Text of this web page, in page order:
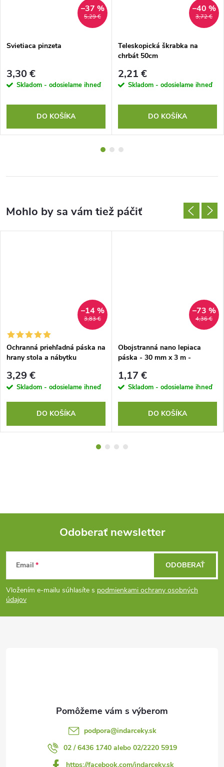
5,29 €
–37 %
Svietiaca pinzeta
3,30 €
Skladom - odosielame ihneď
DO KOŠÍKA
3,72 €
–40 %
Teleskopická škrabka na
chrbát 50cm
2,21 €
Skladom - odosielame ihneď
DO KOŠÍKA
3,83 €
–14 %
Ochranná priehľadná páska na
hrany stola a nábytku
3,29 €
Skladom - odosielame ihneď
DO KOŠÍKA
4,36 €
–73 %
Obojstranná nano lepiaca
páska - 30 mm x 3 m -
1,17 €
Skladom - odosielame ihneď
DO KOŠÍKA
Z
á
p
Odoberať newsletter
Email
Vložením e-mailu súhlasíte s podmienkami ochrany osobných
údajov
ODOBERAŤ
podpora@indarceky.sk
02 / 6436 1740 alebo 02/2220 5919
https://facebook.com/indarceky.sk